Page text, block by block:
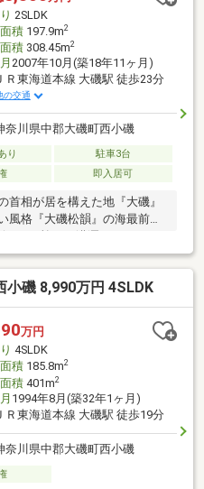
2SLDK
積197.9m2
積308.45m2
2007年10月(築18年11ヶ月)
Ｒ東海道本線 大磯駅 徒歩23分
の交通
奈川県中郡大磯町西小磯
り
駐車3台
即入居可
首相が居を構えた地『大磯』
風格『大磯松韻』の海最前列
始。ラグジュアリーオーシャ
ものゆとりある敷地には３台
守るシャッター付きガレー
ザイン、まさに邸宅の佇ま
ル。南向きのお部屋の先には
グの先には、相模湾を見渡す
海を望む優雅な暮らしを
小磯 8,990万円 4SLDK
万円
4SLDK
積185.8m2
積401m2
1994年8月(築32年1ヶ月)
ＪＲ東海道本線 大磯駅 徒歩19分
奈川県中郡大磯町西小磯